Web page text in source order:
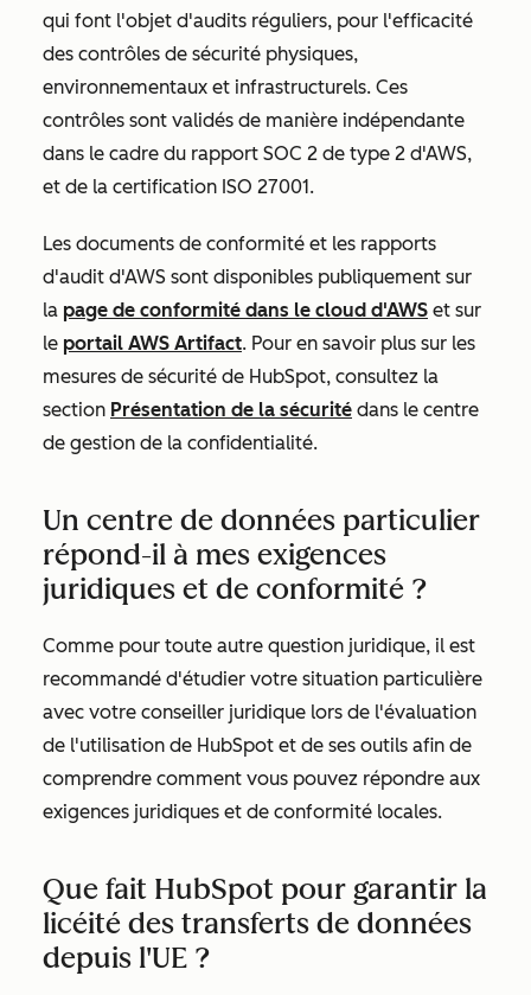
qui font l'objet d'audits réguliers, pour l'efficacité
des contrôles de sécurité physiques,
environnementaux et infrastructurels. Ces
contrôles sont validés de manière indépendante
dans le cadre du rapport SOC 2 de type 2 d'AWS,
et de la certification ISO 27001.
Les documents de conformité et les rapports
d'audit d'AWS sont disponibles publiquement sur
la page de conformité dans le cloud d'AWS et sur
le portail AWS Artifact. Pour en savoir plus sur les
mesures de sécurité de HubSpot, consultez la
section Présentation de la sécurité dans le centre
de gestion de la confidentialité.
Un centre de données particulier
répond-il à mes exigences
juridiques et de conformité ?
Comme pour toute autre question juridique, il est
recommandé d'étudier votre situation particulière
avec votre conseiller juridique lors de l'évaluation
de l'utilisation de HubSpot et de ses outils afin de
comprendre comment vous pouvez répondre aux
exigences juridiques et de conformité locales.
Que fait HubSpot pour garantir la
licéité des transferts de données
depuis l'UE ?